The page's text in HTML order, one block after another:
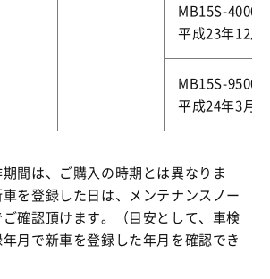
MB15S-
平成23年12月
MB15S-
平成24年3月1
間は、ご購入の時期とは異なりま
を登録した日は、メンテナンスノー
ご確認頂けます。（目安として、車検
月で新車を登録した年月を確認でき